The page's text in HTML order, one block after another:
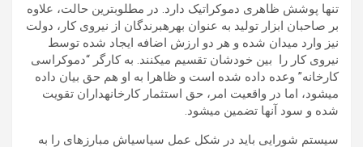
تنها پوشش ظاهری دموکراتیک دارد. در مطلوب­ترین حالت، علاوه
بر صاحبان ابزار تولید به عنوان بهره­برندگان از نیروی کار، دولت
نیز وارد میدان شده و هر دو ارزش اضافه ایجاد شده توسط
نیروی کار را بین خودشان تقسیم می­کنند. به کارگر “دموکراسی
کارخانه” وعده داده شده است و ظاهرا به او هم حق بیان داده
می­شود، اما در واقعیت امر، حق استثمار کارخانه­داران تقویت
شده و سود آنها تضمین می­شود.
سیستم شورایی باید در شکل عمل سیاسی­اش مبارزه­ای را به